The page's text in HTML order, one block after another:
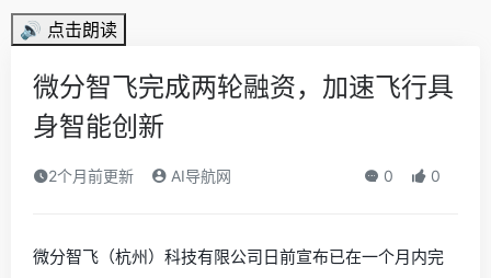
🔊 点击朗读
微分智飞完成两轮融资，加速飞行具
身智能创新
2个月前更新 AI导航网 0 0
微分智飞（杭州）科技有限公司日前宣布已在一个月内完